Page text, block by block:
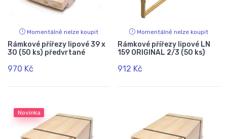
Momentálně nelze koupit
Rámkové přířezy lipové 39 x
30 (50 ks) předvrtané
970 Kč
Momentálně nelze koupit
Rámkové přířezy lipové LN
159 ORIGINAL 2/3 (50 ks)
912 Kč
Novinka